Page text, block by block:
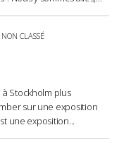
NON CLASSÉ
à Stockholm plus
sur une exposition
une exposition...